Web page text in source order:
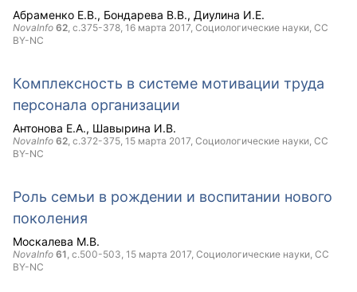
Абраменко Е.В. Бондарева В.В. Диулина И.Е.
NovaInfo 62, с.375-378, 16 марта 2017, Социологические науки, CC
BY-NC
Комплексность в системе мотивации труда
персонала организации
Антонова Е.А. Шавырина И.В.
NovaInfo 62, с.372-375, 15 марта 2017, Социологические науки, CC
BY-NC
Роль семьи в рождении и воспитании нового
поколения
Москалева М.В.
NovaInfo 61, с.500-503, 15 марта 2017, Социологические науки, CC
BY-NC